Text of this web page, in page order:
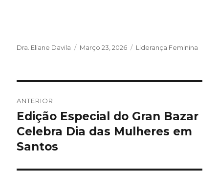
Autor
Dra. Eliane Davila
Publicado
Março 23, 2026 Categorias
Liderança Feminina
de
artigos
ANTERIOR
Artigo
anterior:
Edição Especial do Gran Bazar
Celebra Dia das Mulheres em
Santos